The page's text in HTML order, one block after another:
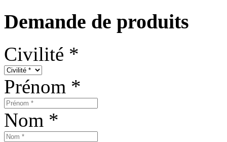
Demande de produits
Civilité *
Prénom *
Nom *